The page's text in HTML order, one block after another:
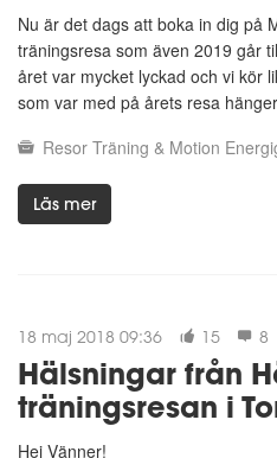
Nu är det dags att boka in dig på
träningsresa som även 2019 går
året var mycket lyckad och vi kör
som var med på årets resa
Resor Träning & Motion
Läs mer
18 maj 2018 09:36 15 8
Hälsningar från
träningsresan i
Hej Vänner!